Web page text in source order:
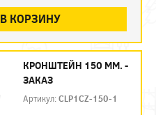
В КОРЗИНУ
КРОНШТЕЙН 150 ММ. -
ЗАКАЗ
Артикул:CLP1CZ-150-1